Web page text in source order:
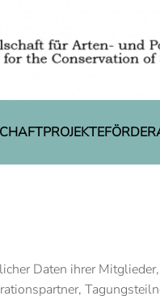
PROJEKTE
Daten ihrer